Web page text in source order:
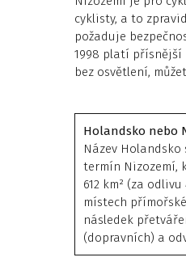
cyklisty, a to
požaduje
1998 platí přísnější
bez osvětlení,
Holandsko nebo
Název
termín Nizozemí,
612 km² (za
místech
následek
(dopravních) a